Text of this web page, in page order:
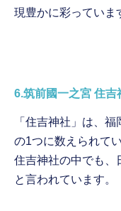
現豊かに彩っていま
6.筑前國一之宮 住吉
「住吉神社」は、
の1つに数えられて
住吉神社の中でも、
と言われています。